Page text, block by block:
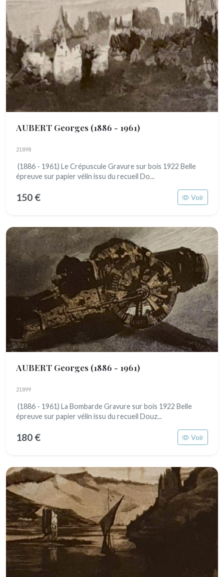
AUBERT Georges (1886 - 1961)
21898
(1886 - 1961) Le Crépuscule Gravure sur bois 1922 Belle
épreuve sur papier vélin issu du recueil Do...
150 € Voir
AUBERT Georges (1886 - 1961)
21899
(1886 - 1961) La Bombarde Gravure sur bois 1922 Belle
épreuve sur papier vélin issu du recueil Douz...
180 € Voir